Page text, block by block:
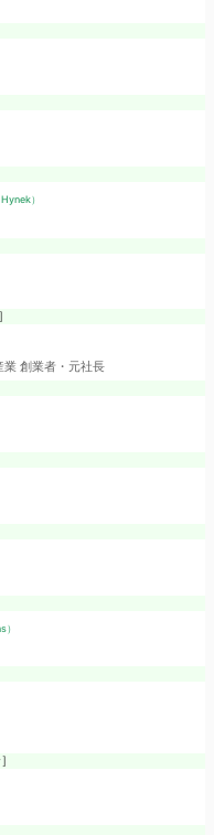
）
業 創業者・元社長
）